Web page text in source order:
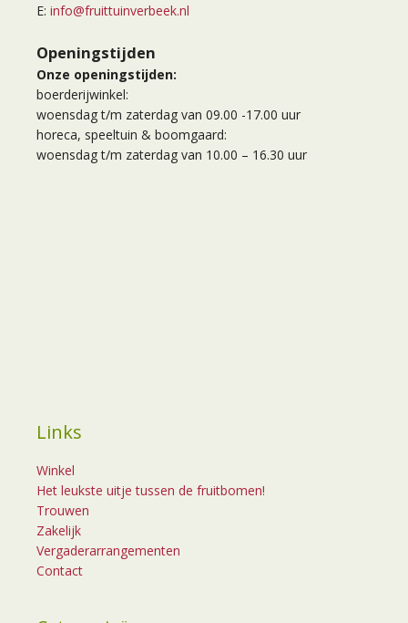
E: info@fruittuinverbeek.nl
Openingstijden
Onze openingstijden:
boerderijwinkel:
woensdag t/m zaterdag van 09.00 -17.00 uur
horeca, speeltuin & boomgaard:
woensdag t/m zaterdag van 10.00 – 16.30 uur
Links
Winkel
Het leukste uitje tussen de fruitbomen!
Trouwen
Zakelijk
Vergaderarrangementen
Contact